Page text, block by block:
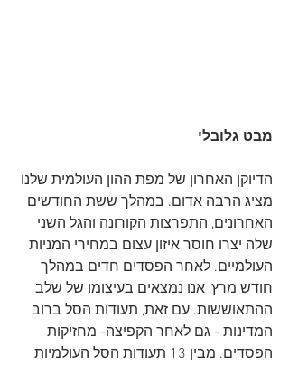
מבט גלובלי
הדיוקן האחרון של מפת ההון העולמית שלנו
מציג הרבה אדום. במהלך ששת החודשים
האחרונים, התפרצות הקורונה והגל השני
שלה יצרו חוסר איזון עצום במחירי המניות
העולמיים. לאחר הפסדים חדים במהלך
חודש מרץ, אנו נמצאים בעיצומו של שלב
ההתאוששות. עם זאת, תעודות הסל ברוב
המדינות - גם לאחר הקפיצה- מחזיקות
הפסדים. מבין 13 תעודות הסל העולמיות